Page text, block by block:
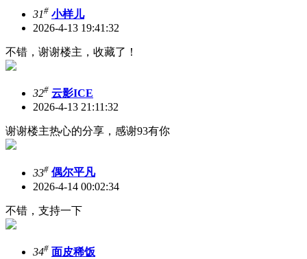
31# 小样儿
2026-4-13 19:41:32
不错，谢谢楼主，收藏了！
32# 云影ICE
2026-4-13 21:11:32
谢谢楼主热心的分享，感谢93有你
33# 偶尔平凡
2026-4-14 00:02:34
不错，支持一下
34# 面皮稀饭